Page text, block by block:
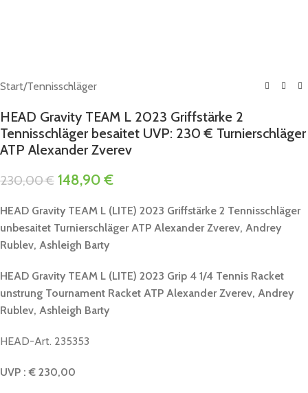
Start/Tennisschläger
HEAD Gravity TEAM L 2023 Griffstärke 2
Tennisschläger besaitet UVP: 230 € Turnierschläger
ATP Alexander Zverev
230,00€ 148,90€
HEAD Gravity TEAM L (LITE) 2023 Griffstärke 2 Tennisschläger
unbesaitet Turnierschläger ATP Alexander Zverev, Andrey
Rublev, Ashleigh Barty
HEAD Gravity TEAM L (LITE) 2023 Grip 4 1/4 Tennis Racket
unstrung Tournament Racket ATP Alexander Zverev, Andrey
Rublev, Ashleigh Barty
HEAD-Art. 235353
UVP : € 230,00